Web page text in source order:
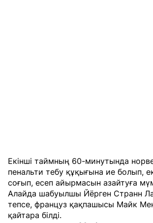
Екінші таймның 60-минутында
пенальти тебу құқығына ие болып,
соғып, есеп айырмасын азайтуға
Алайда шабуылшы Йёрген Странн
тепсе, француз қақпашысы Майк
қайтара білді.